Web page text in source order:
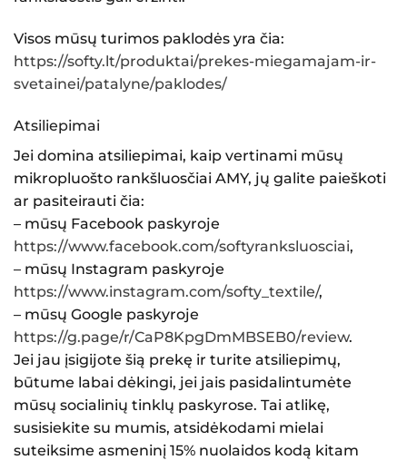
Visos mūsų turimos paklodės yra čia:
https://softy.lt/produktai/prekes-miegamajam-ir-
svetainei/patalyne/paklodes/
Atsiliepimai
Jei domina atsiliepimai, kaip vertinami mūsų
mikropluošto rankšluosčiai AMY, jų galite paieškoti
ar pasiteirauti čia:
– mūsų Facebook paskyroje
https://www.facebook.com/softyranksluosciai,
– mūsų Instagram paskyroje
https://www.instagram.com/softy_textile/,
– mūsų Google paskyroje
https://g.page/r/CaP8KpgDmMBSEB0/review.
Jei jau įsigijote šią prekę ir turite atsiliepimų,
būtume labai dėkingi, jei jais pasidalintumėte
mūsų socialinių tinklų paskyrose. Tai atlikę,
susisiekite su mumis, atsidėkodami mielai
suteiksime asmeninį 15% nuolaidos kodą kitam